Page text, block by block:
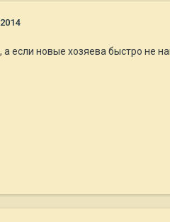
если новые хозяева быстро не